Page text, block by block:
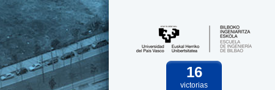
16
victorias